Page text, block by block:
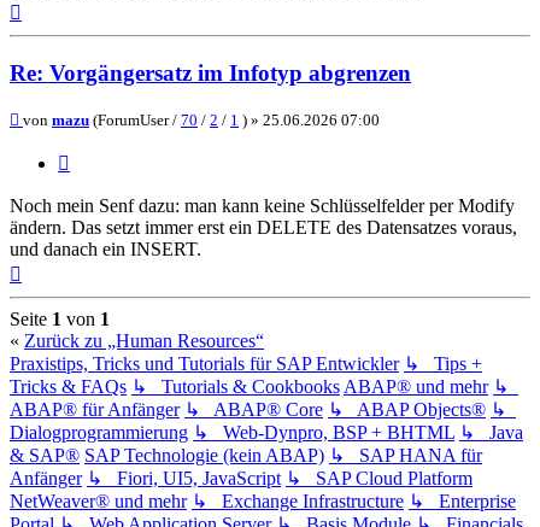
Re: Vorgängersatz im Infotyp abgrenzen
Beitrag
von mazu (ForumUser / 70 / 2 / 1 ) » 25.06.2026 07:00
Noch mein Senf dazu: man kann keine Schlüsselfelder per Modify
ändern. Das setzt immer erst ein DELETE des Datensatzes voraus,
und danach ein INSERT.
oben
Seite 1 von 1
« Zurück zu „Human Resources“
Praxistips, Tricks und Tutorials für SAP Entwickler ↳ Tips +
Tricks & FAQs ↳ Tutorials & CookbooksABAP® und mehr ↳
ABAP® für Anfänger ↳ ABAP® Core ↳ ABAP Objects® ↳
Dialogprogrammierung ↳ Web-Dynpro, BSP + BHTML ↳ Java
& SAP® SAP Technologie (kein ABAP) ↳ SAP HANA für
Anfänger ↳ Fiori, UI5, JavaScript ↳ SAP Cloud Platform
NetWeaver® und mehr ↳ Exchange Infrastructure ↳ Enterprise